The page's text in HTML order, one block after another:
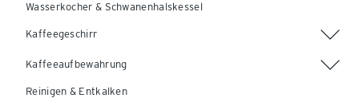
Wasserkocher & Schwanenhalskessel
Kaffeegeschirr
Kaffeeaufbewahrung
Reinigen & Entkalken